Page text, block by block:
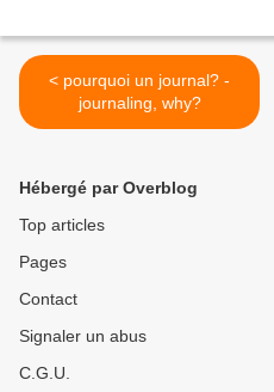
< pourquoi un journal? -
journaling, why?
Hébergé par Overblog
Top articles
Pages
Contact
Signaler un abus
C.G.U.